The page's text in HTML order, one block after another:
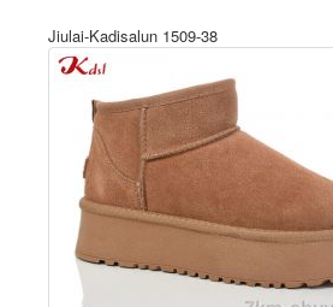
Jiulai-Kadisalun 1509-38